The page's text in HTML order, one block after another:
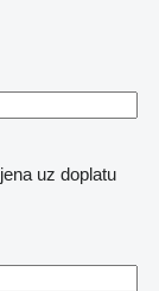
uz doplatu